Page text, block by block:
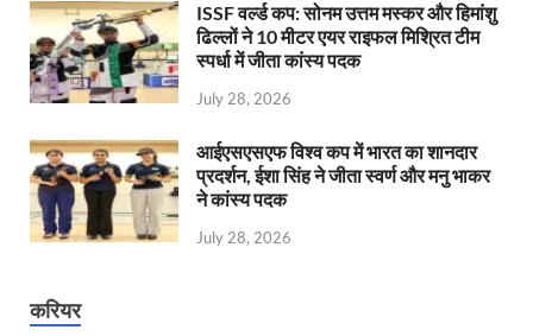
ISSF वर्ल्ड कप: सोनम उत्तम मस्कर और हिमांशु
ढिल्लों ने 10 मीटर एयर राइफल मिश्रित टीम
स्पर्धा में जीता कांस्य पदक
July 28, 2026
आईएसएसएफ विश्व कप में भारत का शानदार
प्रदर्शन, ईशा सिंह ने जीता स्वर्ण और मनु भाकर
ने कांस्य पदक
July 28, 2026
करियर